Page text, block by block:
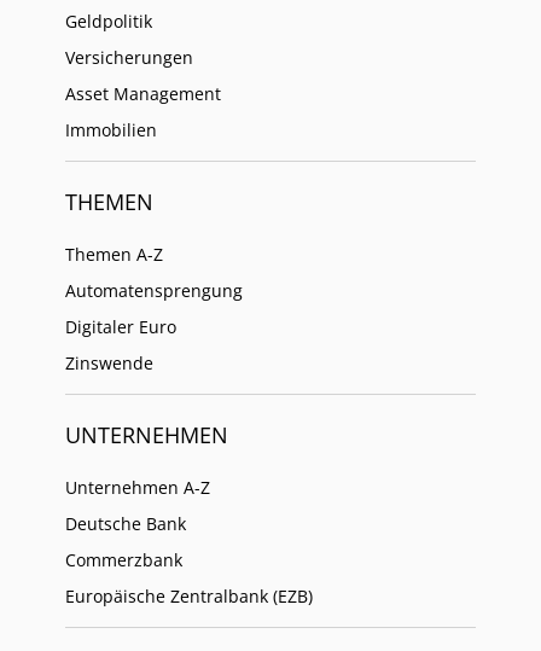
Geldpolitik
Versicherungen
Asset Management
Immobilien
THEMEN
Themen A-Z
Automatensprengung
Digitaler Euro
Zinswende
UNTERNEHMEN
Unternehmen A-Z
Deutsche Bank
Commerzbank
Europäische Zentralbank (EZB)